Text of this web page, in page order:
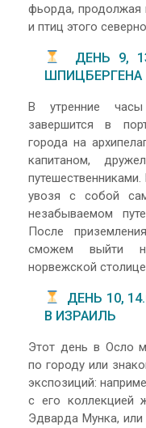
фьорда,
и птиц этого
ДЕНЬ 9,
ШПИЦБЕРГЕНА
В утренние
завершится в
города на
капитаном,
увозя с собой
незабываемом
После
сможем выйти
норвежской
ДЕНЬ 10,
В ИЗРАИЛЬ
Этот день в Осло
по городу или
экспозиций:
с его коллекцией
Эдварда Мунка,